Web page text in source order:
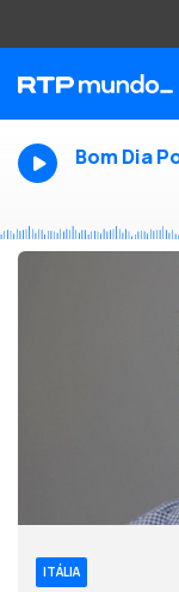
Bom Dia
ITÁLIA